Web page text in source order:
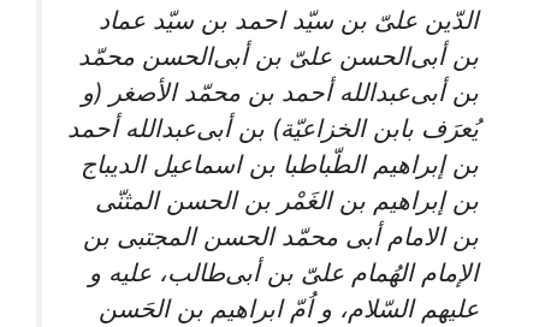
الدّین علیّ بن سیّد احمد بن سیّد عماد
بن أبی‌الحسن علیّ بن أبی‌الحسن محمّد
بن أبی‌عبدالله أحمد بن محمّد الأصغر (و
یُعرَف بابن الخزاعیّة) بن أبی‌عبدالله أحمد
بن إبراهیم الطّباطبا بن اسماعیل الدیباج
بن إبراهیم بن الغَمْر بن الحسن المثنّی
بن الامام أبی محمّد الحسن المجتبی بن
الإمام الهُمام علیّ بن أبی‌طالب، علیه و
علیهم السّلام، و اُمّ ابراهیم بن الحَسن